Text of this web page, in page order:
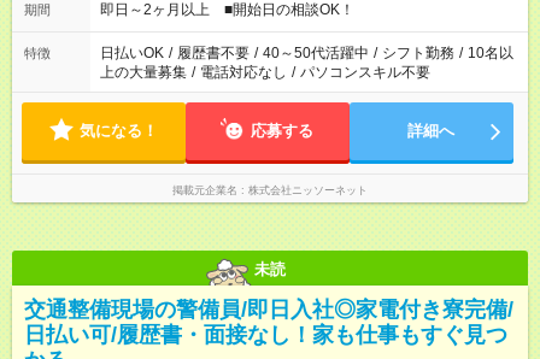
期間 即日～2ヶ月以上 ■開始日の相談OK！
特徴 日払いOK / 履歴書不要 / 40～50代活躍中 / シフト勤務 / 10名以
上の大量募集 / 電話対応なし / パソコンスキル不要
気になる！ 応募する 詳細へ
掲載元企業名 株式会社ニッソーネット
未読
交通整備現場の警備員/即日入社◎家電付き寮完備/
日払い可/履歴書・面接なし！家も仕事もすぐ見つ